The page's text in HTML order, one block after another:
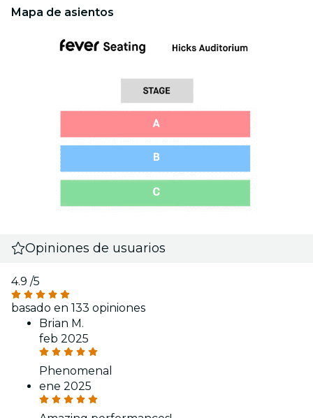
Mapa de asientos
Opiniones de usuarios
4.9 /5
basado en 133 opiniones
Brian M.
feb 2025
Phenomenal
ene 2025